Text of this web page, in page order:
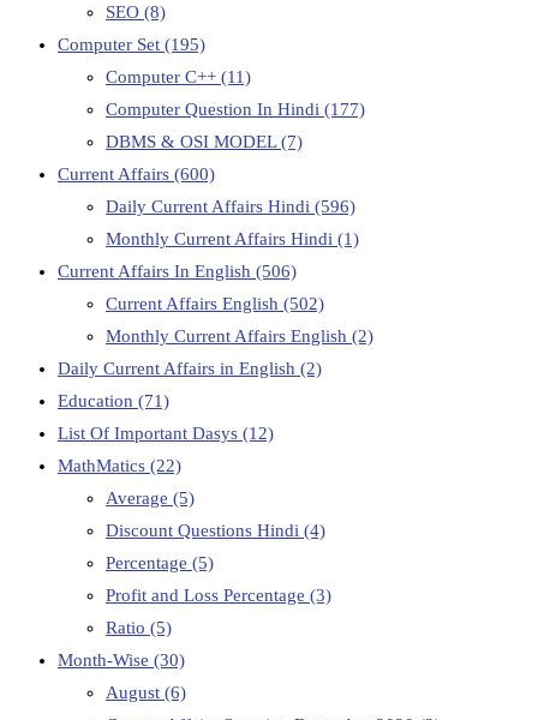
SEO (8)
Computer Set (195)
Computer C++ (11)
Computer Question In Hindi (177)
DBMS & OSI MODEL(7)
Current Affairs (600)
Daily Current Affairs Hindi (596)
Monthly Current Affairs Hindi (1)
Current Affairs In English (506)
Current Affairs English (502)
Monthly Current Affairs English (2)
Daily Current Affairs in English (2)
Education (71)
List Of Important Dasys (12)
MathMatics (22)
Average (5)
Discount Questions Hindi (4)
Percentage (5)
Profit and Loss Percentage (3)
Ratio (5)
Month-Wise (30)
August (6)